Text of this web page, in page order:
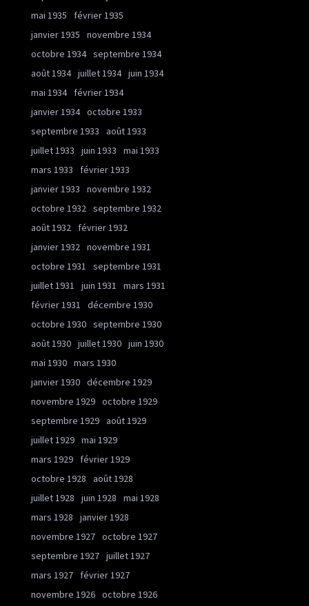
mai 1935
février 1935
janvier 1935
novembre 1934
octobre 1934 septembre 1934
août 1934 juillet 1934 juin 1934
mai 1934
février 1934
janvier 1934 octobre 1933
septembre 1933
août 1933
juillet 1933
juin 1933
mai 1933
mars 1933
février 1933
janvier 1933
novembre 1932
octobre 1932 septembre 1932
août 1932
février 1932
janvier 1932 novembre 1931
octobre 1931
septembre 1931
juillet 1931
juin 1931
mars 1931
février 1931
décembre 1930
octobre 1930 septembre 1930
août 1930 juillet 1930 juin 1930
mai 1930 mars 1930
janvier 1930 décembre 1929
novembre 1929 octobre 1929
septembre 1929 août 1929
juillet 1929 mai 1929
mars 1929
février 1929
octobre 1928
août 1928
juillet 1928
juin 1928
mai 1928
mars 1928
janvier 1928
novembre 1927 octobre 1927
septembre 1927 juillet 1927
mars 1927
février 1927
novembre 1926 octobre 1926